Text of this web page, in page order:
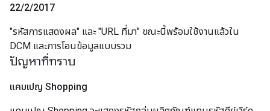
22/2/2017
"รหัสการแสดงผล" และ "URL ที่มา" ขณะนี้พร้อมใช้งานแล้วใน
DCM และการโอนข้อมูลแบบรวม
ปัญหาที่ทราบ
แคมเปญ Shopping